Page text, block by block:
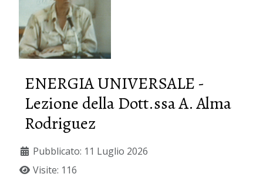
ENERGIA UNIVERSALE -
Lezione della Dott.ssa A. Alma
Rodriguez
Pubblicato: 11 Luglio 2026
Visite: 116